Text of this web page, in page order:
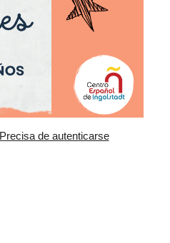
Precisa de autenticarse